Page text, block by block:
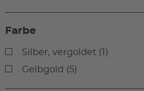
Farbe
Silber, vergoldet (1)
Gelbgold (5)